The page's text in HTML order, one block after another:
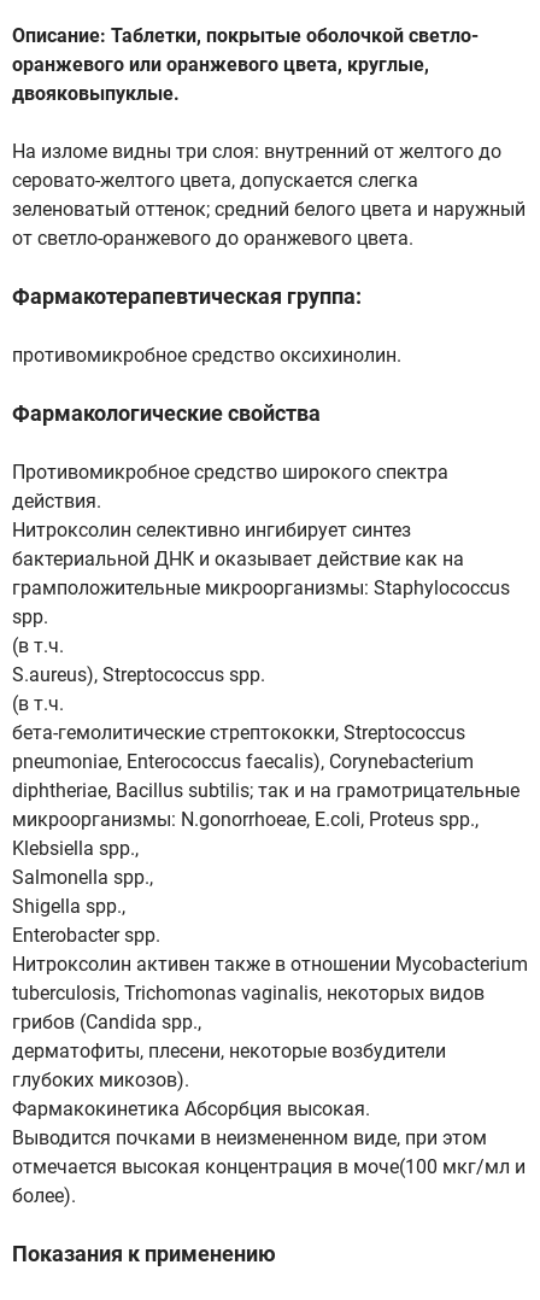
Описание: Таблетки, покрытые оболочкой светло-
оранжевого или оранжевого цвета, круглые,
двояковыпуклые.
На изломе видны три слоя: внутренний от желтого до
серовато-желтого цвета, допускается слегка
зеленоватый оттенок; средний белого цвета и наружный
от светло-оранжевого до оранжевого цвета.
Фармакотерапевтическая группа:
противомикробное средство оксихинолин.
Фармакологические свойства
Противомикробное средство широкого спектра
действия.
Нитроксолин селективно ингибирует синтез
бактериальной ДНК и оказывает действие как на
грамположительные микроорганизмы: Staphylococcus
spp.
(в т.ч.
S.aureus), Streptococcus spp.
(в т.ч.
бета-гемолитические стрептококки, Streptococcus
pneumoniae, Enterococcus faecalis), Corynebacterium
diphtheriae, Bacillus subtilis; так и на грамотрицательные
микроорганизмы: N.gonorrhoeae, E.coli, Proteus spp.,
Klebsiella spp.,
Salmonella spp.,
Shigella spp.,
Enterobacter spp.
Нитроксолин активен также в отношении Mycobacterium
tuberculosis, Trichomonas vaginalis, некоторых видов
грибов (Candida spp.,
дерматофиты, плесени, некоторые возбудители
глубоких микозов).
Фармакокинетика Абсорбция высокая.
Выводится почками в неизмененном виде, при этом
отмечается высокая концентрация в моче(100 мкг/мл и
более).
Показания к применению